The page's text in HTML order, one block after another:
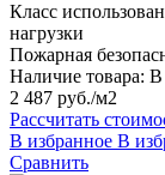
Класс
нагрузки
Пожарная
Наличие товара: В
2 487 руб./м2
Рассчитать
В избранное В
Сравнить